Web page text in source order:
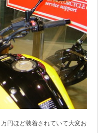
円ほど装着されていて大変お